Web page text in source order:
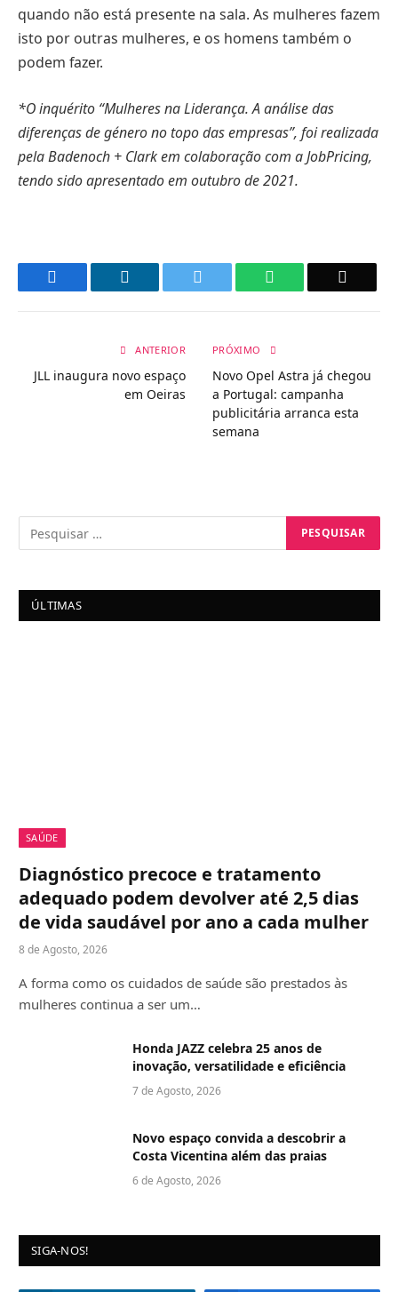
quando não está presente na sala. As mulheres fazem
isto por outras mulheres, e os homens também o
podem fazer.
*O inquérito “Mulheres na Liderança. A análise das
diferenças de género no topo das empresas”, foi realizada
pela Badenoch + Clark em colaboração com a JobPricing,
tendo sido apresentado em outubro de 2021.
WhatsApp
ANTERIOR
JLL inaugura novo espaço
em Oeiras
PRÓXIMO
Novo Opel Astra já chegou
a Portugal: campanha
publicitária arranca esta
semana
ÚLTIMAS
SAÚDE
Diagnóstico precoce e tratamento
adequado podem devolver até 2,5 dias
de vida saudável por ano a cada mulher
8 de Agosto, 2026
A forma como os cuidados de saúde são prestados às
mulheres continua a ser um…
Honda JAZZ celebra 25 anos de
inovação, versatilidade e eficiência
7 de Agosto, 2026
Novo espaço convida a descobrir a
Costa Vicentina além das praias
6 de Agosto, 2026
SIGA-NOS!